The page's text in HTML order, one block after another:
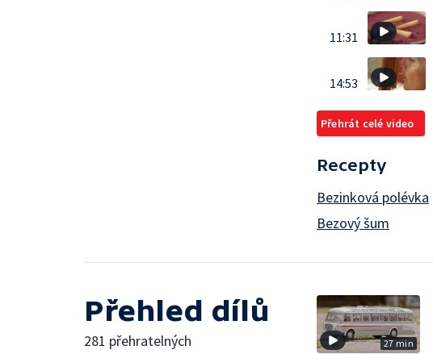
11:31
14:53
Přehrát celé video
Recepty
Bezinková polévka
Bezový šum
Přehled dílů
281 přehratelných 27 min